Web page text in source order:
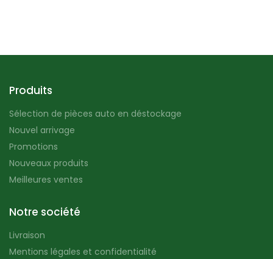
Produits
Sélection de pièces auto en déstockage
Nouvel arrivage
Promotions
Nouveaux produits
Meilleures ventes
Notre société
Livraison
Mentions légales et confidentialité